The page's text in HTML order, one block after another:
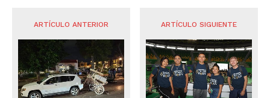
ARTÍCULO ANTERIOR ARTÍCULO SIGUIENTE